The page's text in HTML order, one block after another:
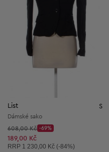
List S
Dámské sako
Původní cena:
608,00 Kč
Discount Price:
-69%
Snížená cena:
189,00 Kč
Doporučená cena:
RRP 1 230,00 Kč (-84%)